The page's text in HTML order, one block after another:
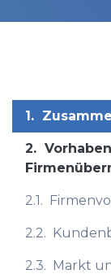
1.
2.
2.1.
2.2.
2.3. Markt